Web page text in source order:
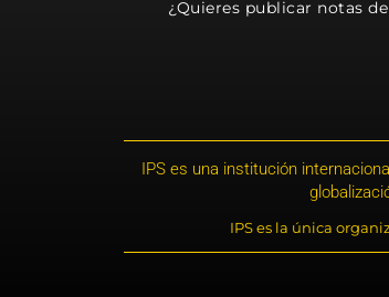
¿Quieres publicar notas de
IPS es una institución
IPS es la única